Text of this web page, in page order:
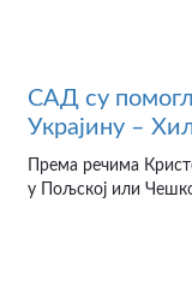
САД су
Украјину –
Према речима
у Пољској или